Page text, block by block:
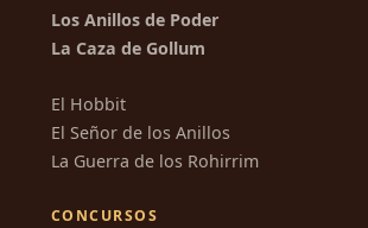
Los Anillos de Poder
La Caza de Gollum
El Hobbit
El Señor de los Anillos
La Guerra de los Rohirrim
CONCURSOS